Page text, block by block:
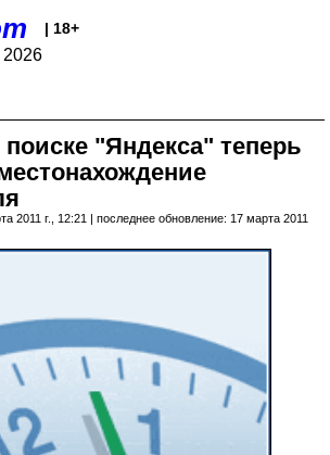
| 18+
2026
"Яндекса" теперь
2011 г., 12:21 | последнее обновление: 17 марта 2011